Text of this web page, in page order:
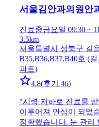
서울김안과의원 안
진료중금요일 09:30 ~
3.5km
서울특별시 성북구 길
B35,B36,B37,B40호 (
파트)
4.8(후기 46)
"시력 저하로 진료를
이루어져 안심이 되었
정확했습니다. 눈 관리